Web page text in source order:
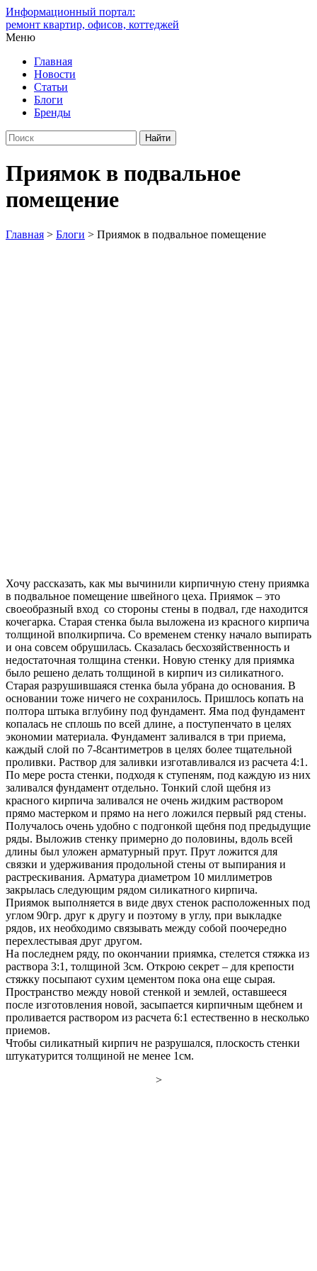
Информационный портал:
ремонт квартир, офисов, коттеджей
Меню
Главная
Новости
Статьи
Блоги
Бренды
Приямок в подвальное
помещение
Главная > Блоги > Приямок в подвальное помещение
Хочу рассказать, как мы вычинили кирпичную стену приямка
в подвальное помещение швейного цеха. Приямок – это
своеобразный вход со стороны стены в подвал, где находится
кочегарка. Старая стенка была выложена из красного кирпича
толщиной вполкирпича. Со временем стенку начало выпирать
и она совсем обрушилась. Сказалась бесхозяйственность и
недостаточная толщина стенки. Новую стенку для приямка
было решено делать толщиной в кирпич из силикатного.
Старая разрушившаяся стенка была убрана до основания. В
основании тоже ничего не сохранилось. Пришлось копать на
полтора штыка вглубину под фундамент. Яма под фундамент
копалась не сплошь по всей длине, а поступенчато в целях
экономии материала. Фундамент заливался в три приема,
каждый слой по 7-8сантиметров в целях более тщательной
проливки. Раствор для заливки изготавливался из расчета 4:1.
По мере роста стенки, подходя к ступеням, под каждую из них
заливался фундамент отдельно. Тонкий слой щебня из
красного кирпича заливался не очень жидким раствором
прямо мастерком и прямо на него ложился первый ряд стены.
Получалось очень удобно с подгонкой щебня под предыдущие
ряды. Выложив стенку примерно до половины, вдоль всей
длины был уложен арматурный прут. Прут ложится для
связки и удерживания продольной стены от выпирания и
растрескивания. Арматура диаметром 10 миллиметров
закрылась следующим рядом силикатного кирпича.
Приямок выполняется в виде двух стенок расположенных под
углом 90гр. друг к другу и поэтому в углу, при выкладке
рядов, их необходимо связывать между собой поочередно
перехлестывая друг другом.
На последнем ряду, по окончании приямка, стелется стяжка из
раствора 3:1, толщиной 3см. Открою секрет – для крепости
стяжку посыпают сухим цементом пока она еще сырая.
Пространство между новой стенкой и землей, оставшееся
после изготовления новой, засыпается кирпичным щебнем и
проливается раствором из расчета 6:1 естественно в несколько
приемов.
Чтобы силикатный кирпич не разрушался, плоскость стенки
штукатурится толщиной не менее 1см.
>